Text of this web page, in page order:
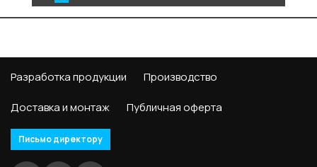
Разработка продукции Производство
Доставка и монтаж Публичная оферта
Письмо директору